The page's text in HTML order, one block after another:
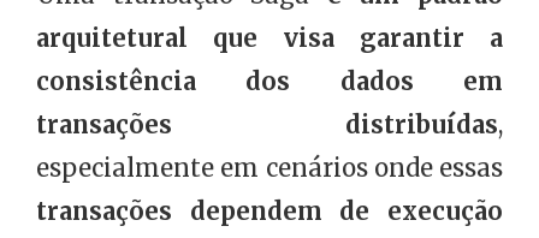
arquitetural que visa garantir a
consistência dos dados em
transações distribuídas,
especialmente em cenários onde essas
transações dependem de execução